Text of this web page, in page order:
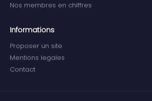
Nos membres en chiffres
Informations
Proposer un site
Mentions legales
Contact